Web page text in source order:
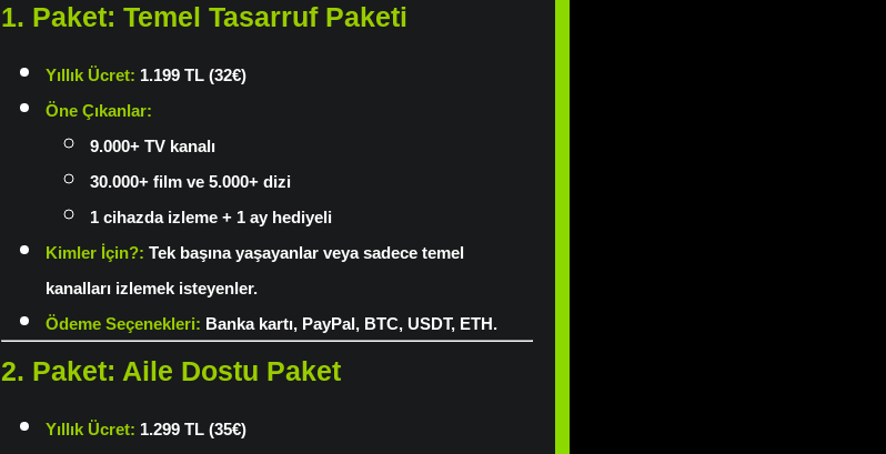
1. Paket: Temel Tasarruf Paketi
Yıllık Ücret: 1.199 TL (32€)
Öne Çıkanlar:
9.000+ TV kanalı
30.000+ film ve 5.000+ dizi
1 cihazda izleme + 1 ay hediyeli
Kimler İçin?: Tek başına yaşayanlar veya sadece temel
kanalları izlemek isteyenler.
Ödeme Seçenekleri: Banka kartı, PayPal, BTC, USDT, ETH.
2. Paket: Aile Dostu Paket
Yıllık Ücret: 1.299 TL (35€)